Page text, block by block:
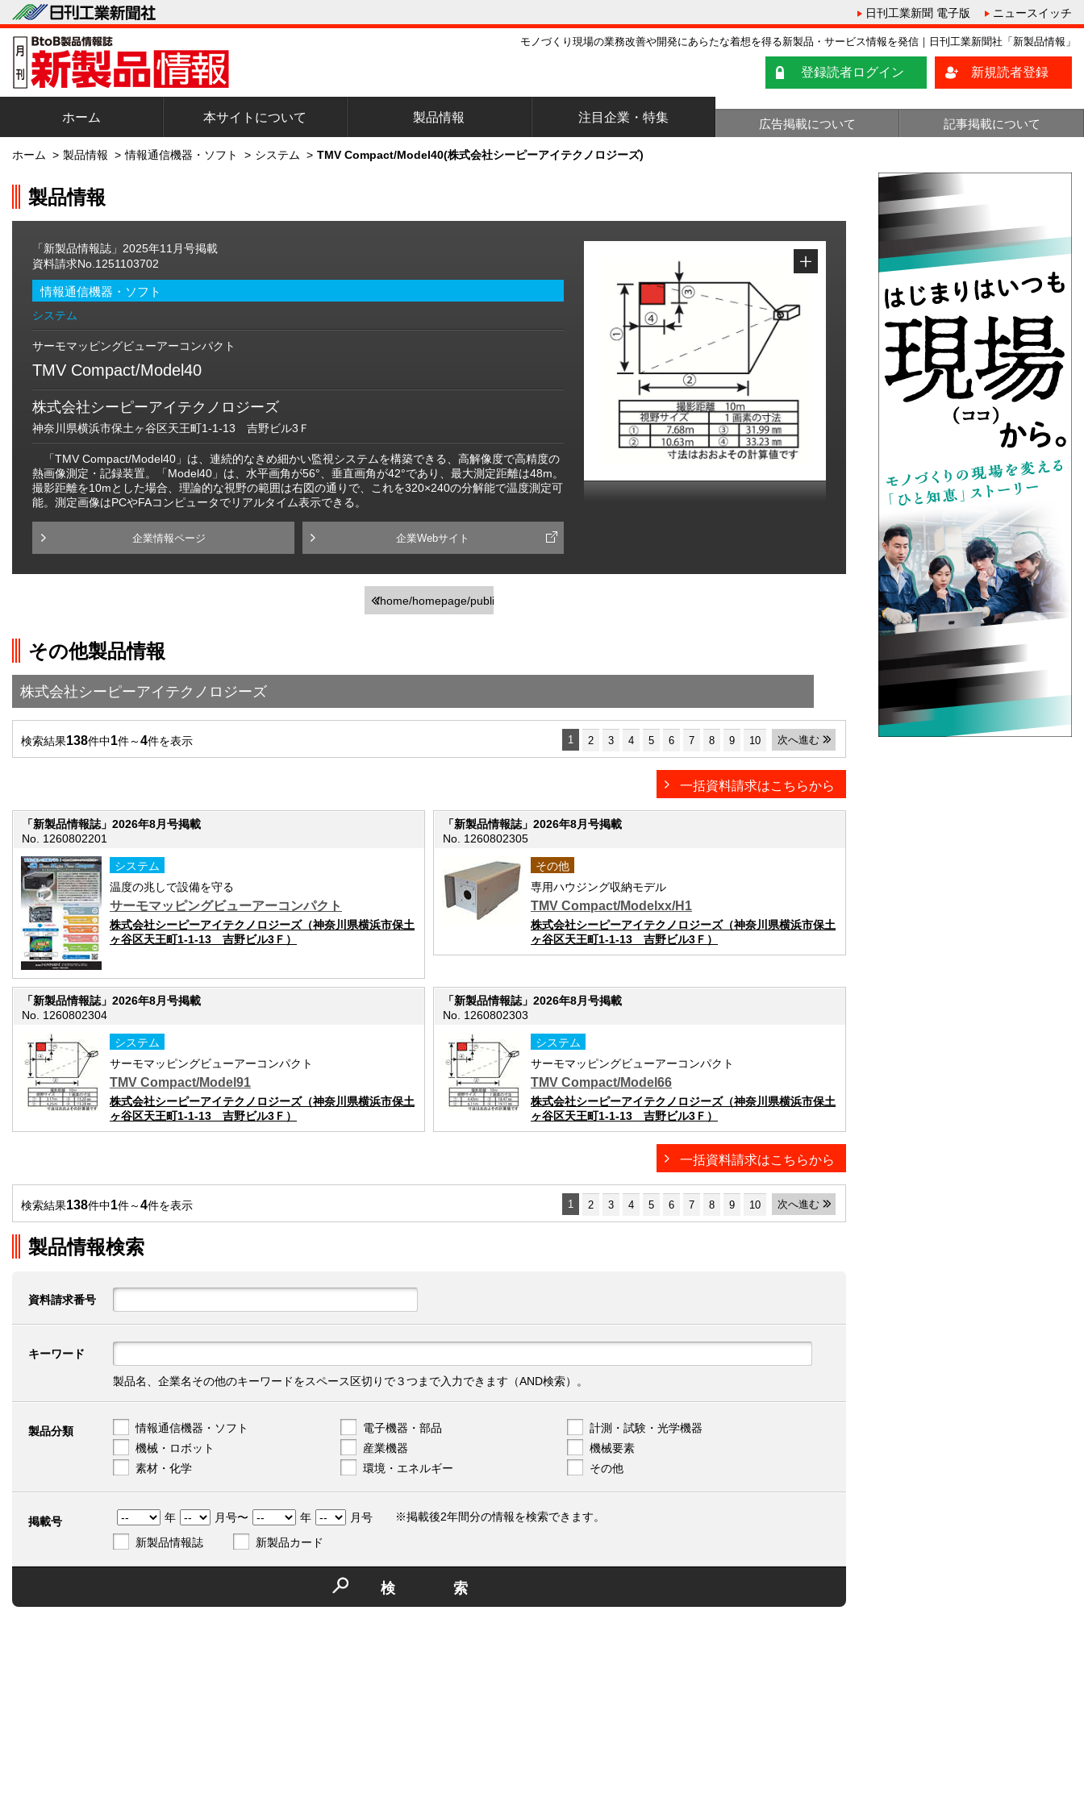
日刊工業新聞 電子版 ニュースイッチ
モノづくり現場の業務改善や開発にあらたな着想を得る新製品・サービス情報を発信｜日刊工業新聞社「新製品情報」
登録読者ログイン 新規読者登録
ホーム 本サイトについて 製品情報 注目企業・特集 広告掲載について 記事掲載について
ホーム > 製品情報 > 情報通信機器・ソフト > システム > TMV Compact/Model40(株式会社シーピーアイテクノロジーズ)
製品情報
「新製品情報誌」2025年11月号掲載
資料請求No.1251103702
情報通信機器・ソフト
システム
サーモマッピングビューアーコンパクト
TMV Compact/Model40
株式会社シーピーアイテクノロジーズ
神奈川県横浜市保土ヶ谷区天王町1-1-13 吉野ビル3Ｆ
「TMV Compact/Model40」は、連続的なきめ細かい監視システムを構築できる、高解像度で高精度の
熱画像測定・記録装置。「Model40」は、水平画角が56°、垂直画角が42°であり、最大測定距離は48m。
撮影距離を10mとした場合、理論的な視野の範囲は右図の通りで、これを320×240の分解能で温度測定可
能。測定画像はPCやFAコンピュータでリアルタイム表示できる。
企業情報ページ 企業Webサイト
/home/homepage/public_html/usr/detail_products.php
その他製品情報
株式会社シーピーアイテクノロジーズ
検索結果138件中1件～4件を表示 1 2 3 4 5 6 7 8 9 10 次へ進む
一括資料請求はこちらから
「新製品情報誌」2026年8月号掲載
No. 1260802201
システム
温度の兆しで設備を守る
サーモマッピングビューアーコンパクト
株式会社シーピーアイテクノロジーズ（神奈川県横浜市保土
ヶ谷区天王町1-1-13 吉野ビル3Ｆ）
「新製品情報誌」2026年8月号掲載
No. 1260802305
その他
専用ハウジング収納モデル
TMV Compact/Modelxx/H1
株式会社シーピーアイテクノロジーズ（神奈川県横浜市保土
ヶ谷区天王町1-1-13 吉野ビル3Ｆ）
「新製品情報誌」2026年8月号掲載
No. 1260802304
システム
サーモマッピングビューアーコンパクト
TMV Compact/Model91
株式会社シーピーアイテクノロジーズ（神奈川県横浜市保土
ヶ谷区天王町1-1-13 吉野ビル3Ｆ）
「新製品情報誌」2026年8月号掲載
No. 1260802303
システム
サーモマッピングビューアーコンパクト
TMV Compact/Model66
株式会社シーピーアイテクノロジーズ（神奈川県横浜市保土
ヶ谷区天王町1-1-13 吉野ビル3Ｆ）
一括資料請求はこちらから
検索結果138件中1件～4件を表示 1 2 3 4 5 6 7 8 9 10 次へ進む
製品情報検索
資料請求番号
キーワード
製品名、企業名その他のキーワードをスペース区切りで３つまで入力できます（AND検索）。
製品分類 情報通信機器・ソフト 電子機器・部品
計測・試験・光学機器
機械・ロボット
産業機器
機械要素
素材・化学
環境・エネルギー その他
掲載号 年 月号〜 年
月号
新製品情報誌
新製品カード
※掲載後2年間分の情報を検索できます。
検索